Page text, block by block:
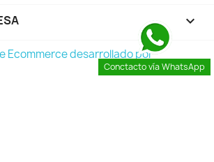

Ecommerce desarrollado por
Conctacto vía WhatsApp